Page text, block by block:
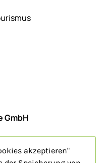
GmbH
akzeptieren"